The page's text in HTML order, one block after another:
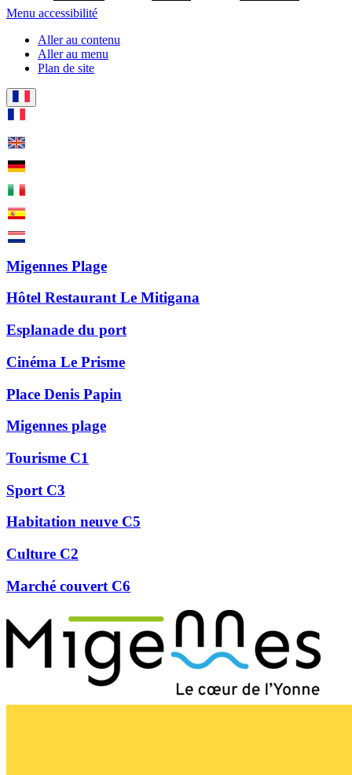
Menu accessibilité
Aller au contenu
Aller au menu
Plan de site
Migennes Plage
Hôtel Restaurant Le Mitigana
Esplanade du port
Cinéma Le Prisme
Place Denis Papin
Migennes plage
Tourisme C1
Sport C3
Habitation neuve C5
Culture C2
Marché couvert C6
Précédent
Suivant